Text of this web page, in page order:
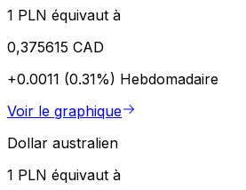
1 PLN équivaut à
0,375615 CAD
+0.0011 (0.31%) Hebdomadaire
Voir le graphique
Dollar australien
1 PLN équivaut à